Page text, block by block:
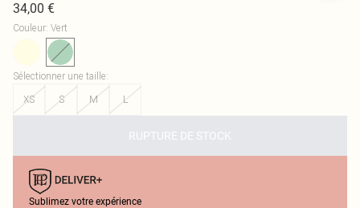
34,00 €
Couleur: Vert
Sélectionner une taille:
XS
S M L
RUPTURE DE STOCK
Sublimez votre expérience